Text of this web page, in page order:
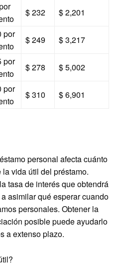
$ 232 $ 2,201
por
$ 249 $ 3,217
por
$ 278 $ 5,002
por
$ 310 $ 6,901
personal afecta cuánto
vida útil del préstamo.
tasa de interés que obtendrá
asimilar qué esperar cuando
personales. Obtener la
posible puede ayudarlo
a extenso plazo.